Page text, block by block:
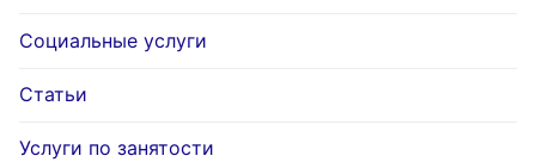
Социальные услуги
Статьи
Услуги по занятости